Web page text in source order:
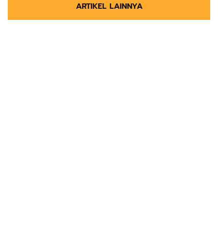
ARTIKEL LAINNYA